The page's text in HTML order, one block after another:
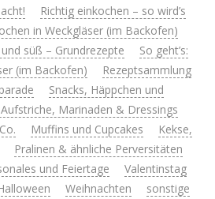
Richtig einkochen – so wird’s
in Weckgläser (im Backofen)
süß – Grundrezepte
So geht’s:
(im Backofen)
Rezeptsammlung
Snacks, Häppchen und
Marinaden & Dressings
Muffins und Cupcakes
Kekse,
Pralinen & ähnliche Perversitäten
und Feiertage
Valentinstag
Weihnachten
sonstige